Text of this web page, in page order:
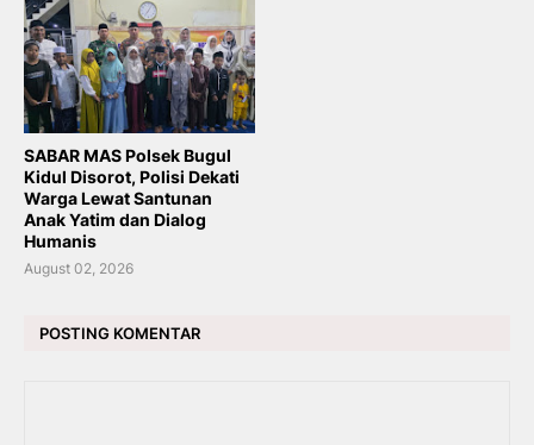
SABAR MAS Polsek Bugul
Kidul Disorot, Polisi Dekati
Warga Lewat Santunan
Anak Yatim dan Dialog
Humanis
August 02, 2026
POSTING KOMENTAR